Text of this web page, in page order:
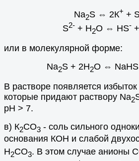
Na2S ⇔ 2К+ +
S2-+ H2O ⇔ НS-
или в молекулярной форме:
Na2S + 2Н2О ⇔
В растворе появляется
которые придают раствору Na2
рН > 7.
в) К2CO3 - соль сильного
основания КOH и слабой
Н2СО3. В этом случае анионы